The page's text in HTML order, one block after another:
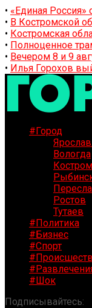
• «Единая
• В Костромской
• Костромская
• Полноценное
• Вечером 8 и 9
• Илья Горохов
#Город
Вологда
Ростов
Тутаев
#Политика
#Бизнес
#Спорт
#Шок
Подписывайтесь: